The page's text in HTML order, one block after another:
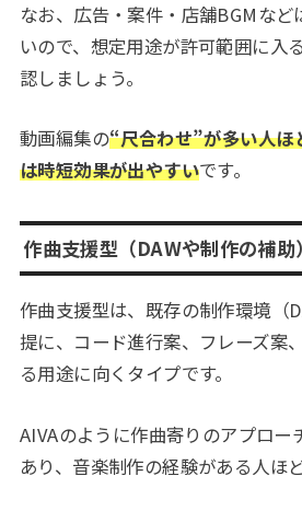
なお、広告・案件・店舗BGMな
いので、想定用途が許可範囲に入
認しましょう。
動画編集の“尺合わせ”が多い人ほ
は時短効果が出やすいです。
作曲支援型（DAWや制作の補助）
作曲支援型は、既存の制作環境（
提に、コード進行案、フレーズ案
る用途に向くタイプです。
AIVAのように作曲寄りのアプロー
あり、音楽制作の経験がある人ほ